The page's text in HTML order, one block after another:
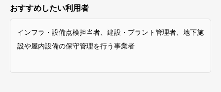
おすすめしたい利用者
インフラ・設備点検担当者、建設・プラント管理者、地下施
設や屋内設備の保守管理を行う事業者